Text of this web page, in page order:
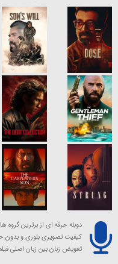
دوبله حرفه ای از برترین گروه
کیفیت تصویری بلوری و بدون
تعویض زبان بین زبان اصلی